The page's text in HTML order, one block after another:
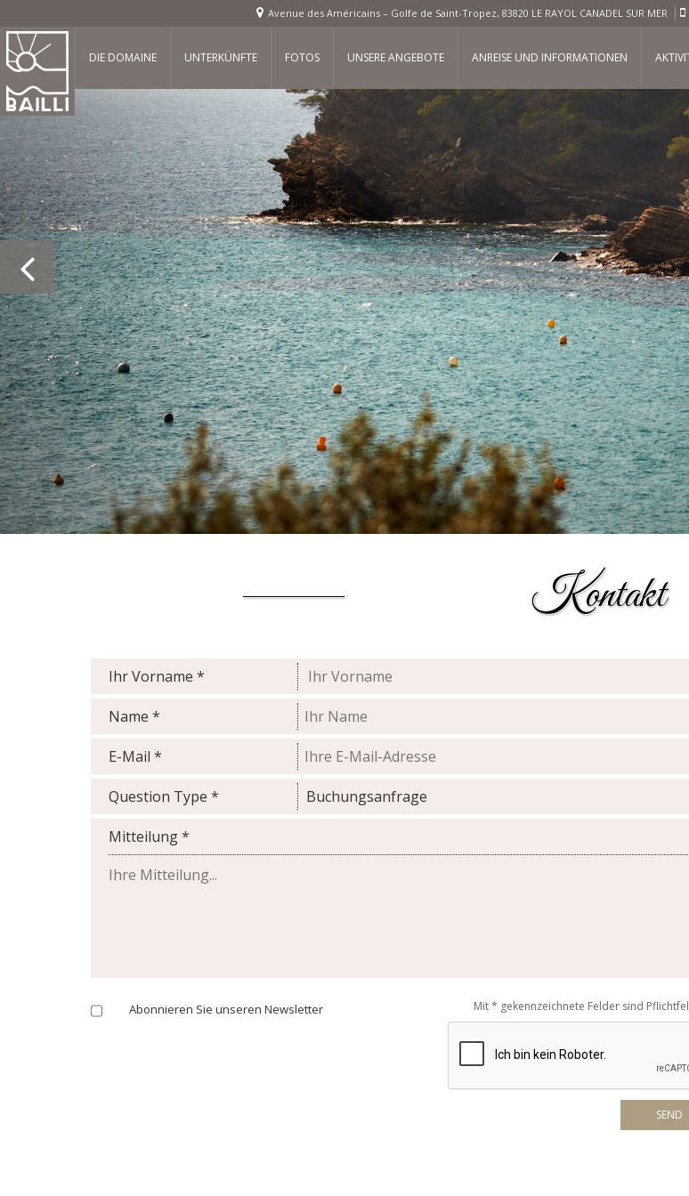
Avenue des Américains – Golfe de Saint-Tropez, 83820 LE RAYOL CANADEL SUR MER
DIE DOMAINE UNTERKÜNFTE FOTOS UNSERE ANGEBOTE ANREISE UND INFORMATIONEN
Kontakt
Ihr Vorname *
Name *
E-Mail *
Question Type *
Mitteilung *
Abonnieren Sie unseren Newsletter Mit * gekennzeichnete Felder sind